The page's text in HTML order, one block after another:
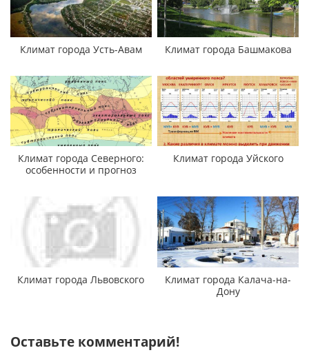
Климат города Усть-Авам Климат города Башмакова
Климат города Северного:
особенности и прогноз
Климат города Уйского
Климат города Львовского
Климат города Калача-на-
Дону
Оставьте комментарий!